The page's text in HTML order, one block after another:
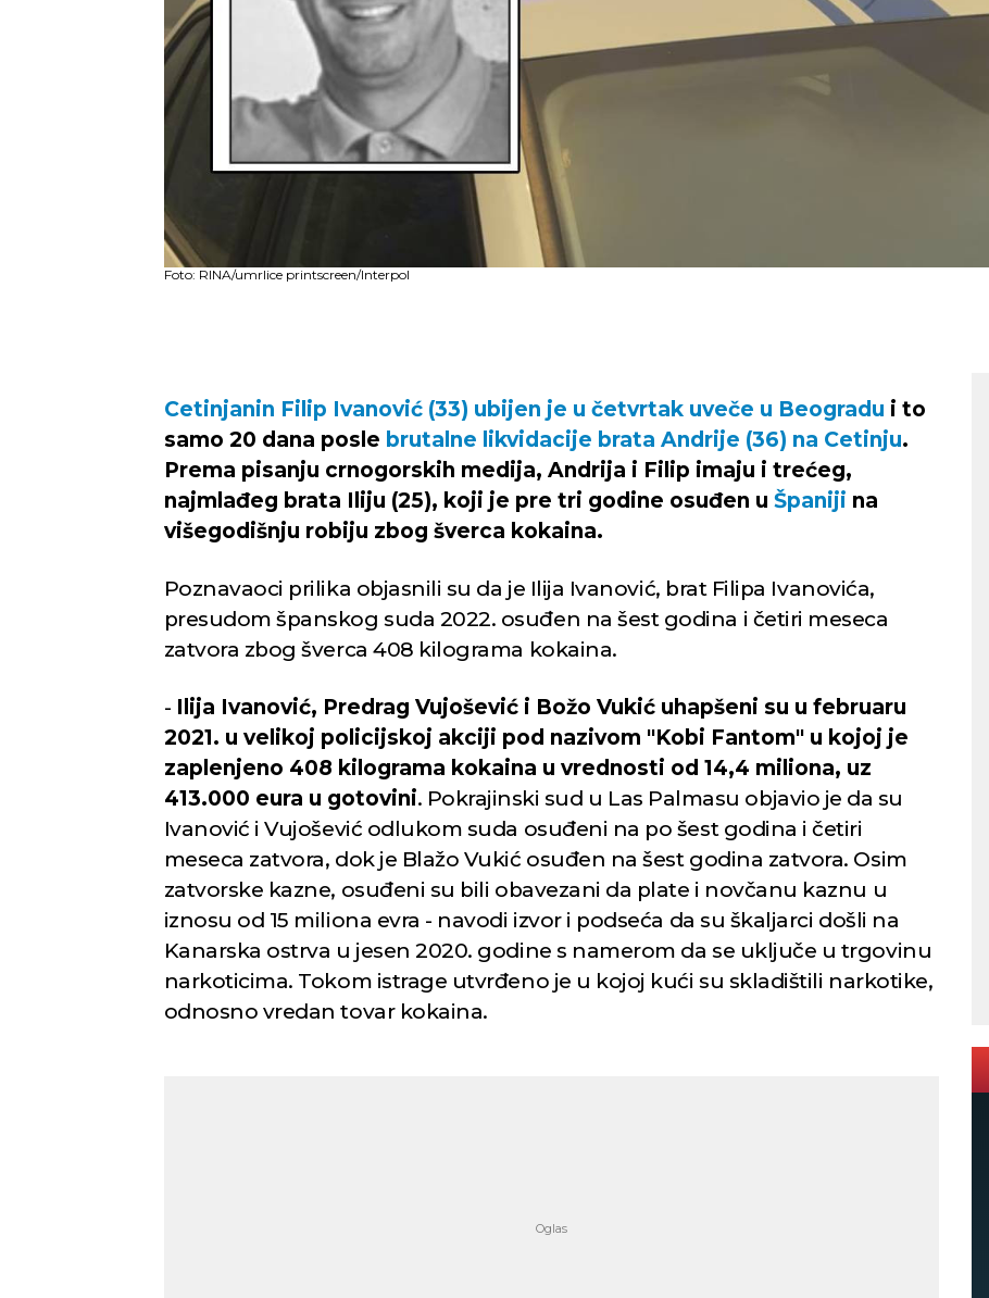
Foto: RINA/umrlice printscreen/Interpol
Cetinjanin Filip Ivanović (33) ubijen je u četvrtak uveče u Beogradu i to
samo 20 dana posle brutalne likvidacije brata Andrije (36) na Cetinju.
Prema pisanju crnogorskih medija, Andrija i Filip imaju i trećeg,
najmlađeg brata Iliju (25), koji je pre tri godine osuđen u Španiji na
višegodišnju robiju zbog šverca kokaina.
Poznavaoci prilika objasnili su da je Ilija Ivanović, brat Filipa Ivanovića,
presudom španskog suda 2022. osuđen na šest godina i četiri meseca
zatvora zbog šverca 408 kilograma kokaina.
- Ilija Ivanović, Predrag Vujošević i Božo Vukić uhapšeni su u februaru
2021. u velikoj policijskoj akciji pod nazivom "Kobi Fantom" u kojoj je
zaplenjeno 408 kilograma kokaina u vrednosti od 14,4 miliona, uz
413.000 eura u gotovini. Pokrajinski sud u Las Palmasu objavio je da su
Ivanović i Vujošević odlukom suda osuđeni na po šest godina i četiri
meseca zatvora, dok je Blažo Vukić osuđen na šest godina zatvora. Osim
zatvorske kazne, osuđeni su bili obavezani da plate i novčanu kaznu u
iznosu od 15 miliona evra - navodi izvor i podseća da su škaljarci došli na
Kanarska ostrva u jesen 2020. godine s namerom da se uključe u trgovinu
narkoticima. Tokom istrage utvrđeno je u kojoj kući su skladištili narkotike,
odnosno vredan tovar kokaina.